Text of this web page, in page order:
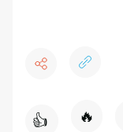
👍 🔥